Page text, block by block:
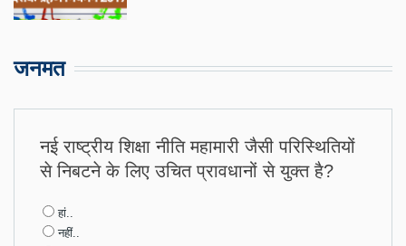
जनमत
नई राष्ट्रीय शिक्षा नीति महामारी जैसी परिस्थितियों
से निबटने के लिए उचित प्रावधानों से युक्त है?
Choices
हां..
नहीं..